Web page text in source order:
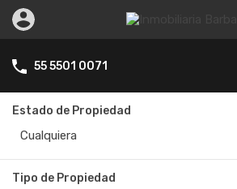
55 5501 0071
Estado de Propiedad
Cualquiera
Tipo de Propiedad